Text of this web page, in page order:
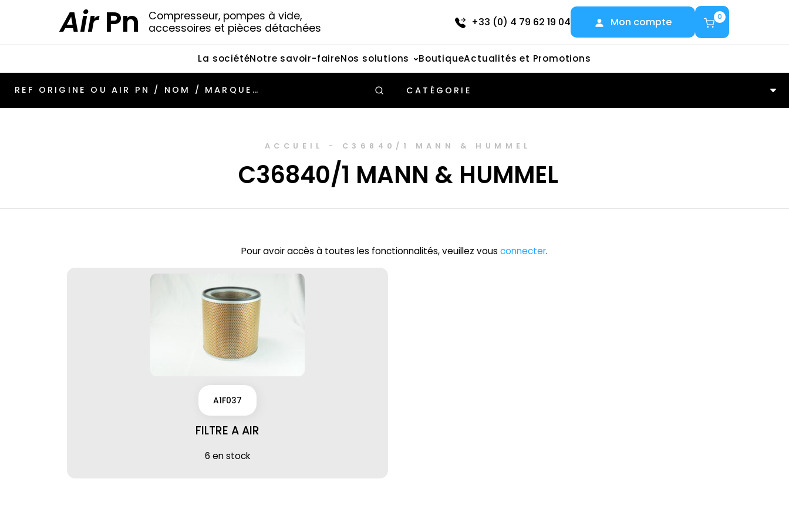
AirPn
Compresseur, pompes à vide,
accessoires et pièces détachées
+33 (0) 4 79 62 19 04 Mon compte 0
La sociétéNotre savoir-faireNos solutions BoutiqueActualités et Promotions
CATÉGORIE
ACCUEIL - C36840/1 MANN & HUMMEL
C36840/1 MANN & HUMMEL
Pour avoir accès à toutes les fonctionnalités, veuillez vous connecter.
A1F037
FILTRE A AIR
6 en stock